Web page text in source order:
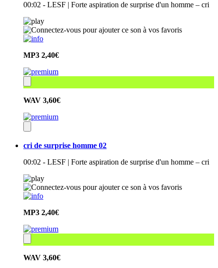
00:02 - LESF | Forte aspiration de surprise d'un homme – cri
MP3 2,40€
WAV 3,60€
cri de surprise homme 02
00:02 - LESF | Forte aspiration de surprise d'un homme – cri
MP3 2,40€
WAV 3,60€